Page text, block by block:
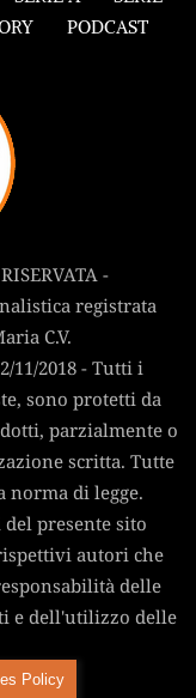
PODCAST
-
registrata
C.V.
11/2018 - Tutti i
sono protetti da
parzialmente o
scritta. Tutte
norma di legge.
presente sito
autori che
delle
e dell'utilizzo delle
Policy